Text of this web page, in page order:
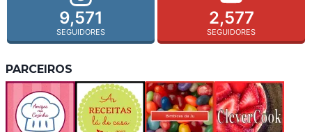
9,571
SEGUIDORES
2,577
SEGUIDORES
PARCEIROS